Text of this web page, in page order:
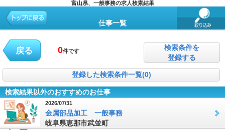
富山県、一般事務の求人検索結果
仕事一覧
戻る 0件です
検索条件を
登録する
登録した検索条件一覧(0)
検索結果以外のおすすめのお仕事
2026/07/31
金属部品加工 一般事務
岐阜県恵那市武並町